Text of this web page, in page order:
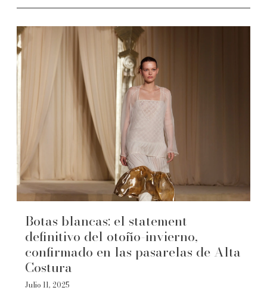
Botas blancas: el statement
definitivo del otoño-invierno,
confirmado en las pasarelas de Alta
Costura
Julio 11, 2025